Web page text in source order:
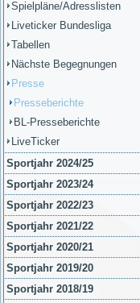
Spielpläne/Adresslisten
Liveticker Bundesliga
Tabellen
Nächste Begegnungen
Presse
Presseberichte
BL-Presseberichte
LiveTicker
Sportjahr 2024/25
Sportjahr 2023/24
Sportjahr 2022/23
Sportjahr 2021/22
Sportjahr 2020/21
Sportjahr 2019/20
Sportjahr 2018/19